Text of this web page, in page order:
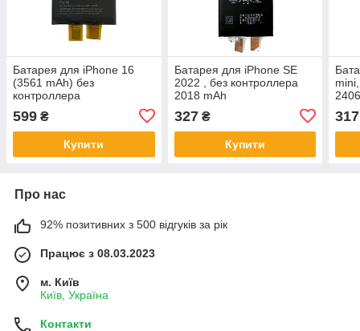
Батарея для iPhone 16
(3561 mAh) без
контроллера
599 ₴
Купити
Батарея для iPhone SE
2022 , без контроллера
2018 mAh
327₴
Купити
317
Про нас
92% позитивних з 500 відгуків за рік
Працює з 08.03.2023
м. Київ
Київ, Україна
Контакти